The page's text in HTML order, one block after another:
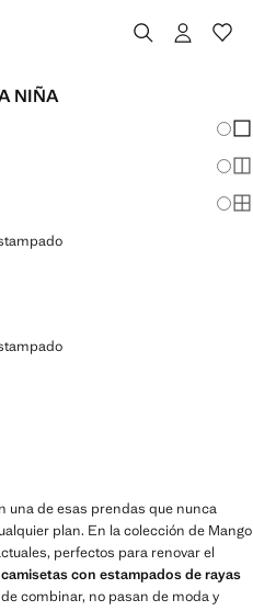
NIÑA
ESTAMPADO
ESTAMPADO
una de esas prendas que nunca
plan. En la colección de Mango
perfectos para renovar el
camisetas con estampados de rayas
combinar, no pasan de moda y